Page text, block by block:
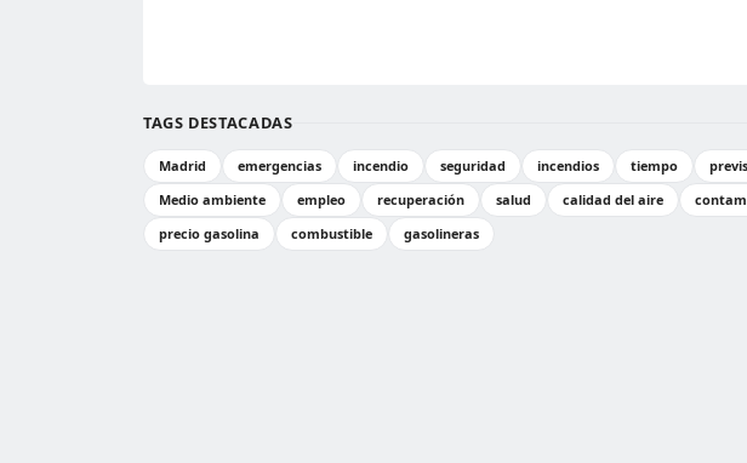
TAGS DESTACADAS
Madrid emergencias incendio seguridad incendios tiempo
Medio ambiente
empleo recuperación salud calidad del aire
precio gasolina
combustible gasolineras